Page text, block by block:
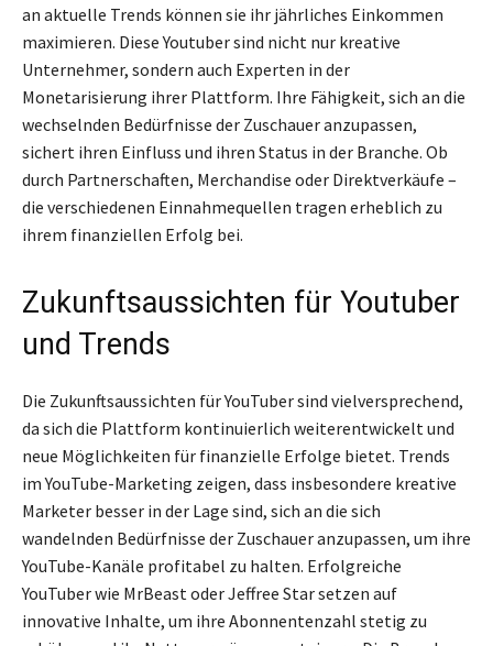
an aktuelle Trends können sie ihr jährliches Einkommen
maximieren. Diese Youtuber sind nicht nur kreative
Unternehmer, sondern auch Experten in der
Monetarisierung ihrer Plattform. Ihre Fähigkeit, sich an die
wechselnden Bedürfnisse der Zuschauer anzupassen,
sichert ihren Einfluss und ihren Status in der Branche. Ob
durch Partnerschaften, Merchandise oder Direktverkäufe –
die verschiedenen Einnahmequellen tragen erheblich zu
ihrem finanziellen Erfolg bei.
Zukunftsaussichten für Youtuber
und Trends
Die Zukunftsaussichten für YouTuber sind vielversprechend,
da sich die Plattform kontinuierlich weiterentwickelt und
neue Möglichkeiten für finanzielle Erfolge bietet. Trends
im YouTube-Marketing zeigen, dass insbesondere kreative
Marketer besser in der Lage sind, sich an die sich
wandelnden Bedürfnisse der Zuschauer anzupassen, um ihre
YouTube-Kanäle profitabel zu halten. Erfolgreiche
YouTuber wie MrBeast oder Jeffree Star setzen auf
innovative Inhalte, um ihre Abonnentenzahl stetig zu